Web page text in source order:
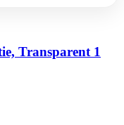
Transparent 1